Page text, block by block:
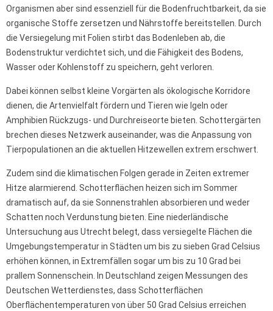
Organismen aber sind essenziell für die Bodenfruchtbarkeit, da sie
organische Stoffe zersetzen und Nährstoffe bereitstellen. Durch
die Versiegelung mit Folien stirbt das Bodenleben ab, die
Bodenstruktur verdichtet sich, und die Fähigkeit des Bodens,
Wasser oder Kohlenstoff zu speichern, geht verloren.
Dabei können selbst kleine Vorgärten als ökologische Korridore
dienen, die Artenvielfalt fördern und Tieren wie Igeln oder
Amphibien Rückzugs- und Durchreiseorte bieten. Schottergärten
brechen dieses Netzwerk auseinander, was die Anpassung von
Tierpopulationen an die aktuellen Hitzewellen extrem erschwert.
Zudem sind die klimatischen Folgen gerade in Zeiten extremer
Hitze alarmierend. Schotterflächen heizen sich im Sommer
dramatisch auf, da sie Sonnenstrahlen absorbieren und weder
Schatten noch Verdunstung bieten. Eine niederländische
Untersuchung aus Utrecht belegt, dass versiegelte Flächen die
Umgebungstemperatur in Städten um bis zu sieben Grad Celsius
erhöhen können, in Extremfällen sogar um bis zu 10 Grad bei
prallem Sonnenschein. In Deutschland zeigen Messungen des
Deutschen Wetterdienstes, dass Schotterflächen
Oberflächentemperaturen von über 50 Grad Celsius erreichen